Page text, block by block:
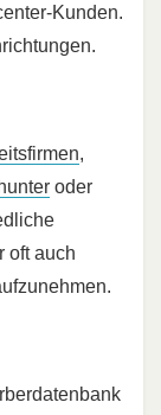
Kunden.
,
oder
oft auch